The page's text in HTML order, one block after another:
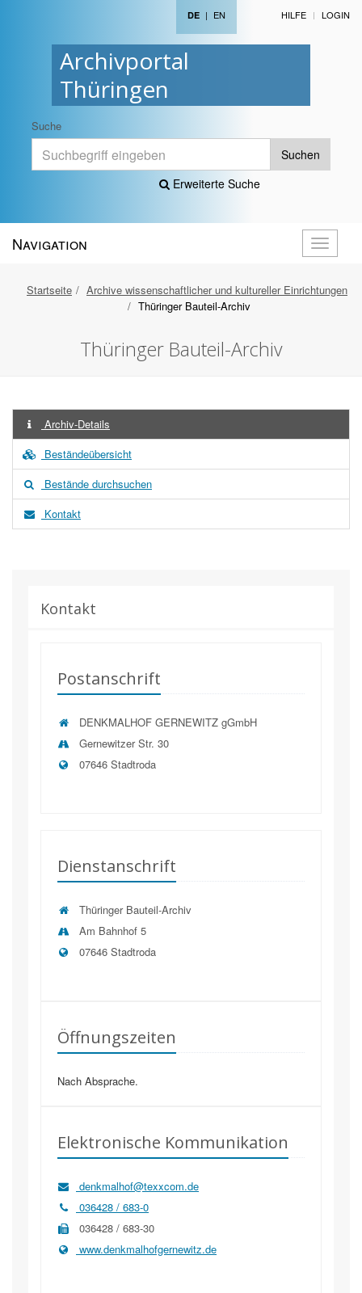
Archivportal
Thüringen
DE | EN HILFE LOGIN
Suche
Suchen
Erweiterte Suche
öffnen
Navigation
Startseite
Archive wissenschaftlicher und kultureller Einrichtungen
Thüringer Bauteil-Archiv
Thüringer Bauteil-Archiv
Archiv-Details
Beständeübersicht
Bestände durchsuchen
Kontakt
Kontakt
Postanschrift
DENKMALHOF GERNEWITZ gGmbH
Gernewitzer Str. 30
07646 Stadtroda
Dienstanschrift
Thüringer Bauteil-Archiv
Am Bahnhof 5
07646 Stadtroda
Öffnungszeiten
Nach Absprache.
Elektronische Kommunikation
denkmalhof@texxcom.de
036428 / 683-0
036428 / 683-30
www.denkmalhofgernewitz.de